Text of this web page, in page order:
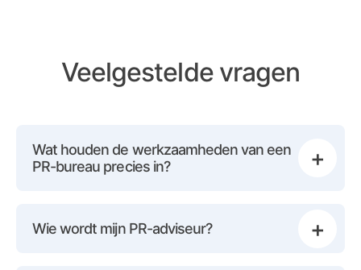
Veelgestelde vragen
Wat houden de werkzaamheden van een
PR-bureau precies in?
+
Wie wordt mijn PR-adviseur? +